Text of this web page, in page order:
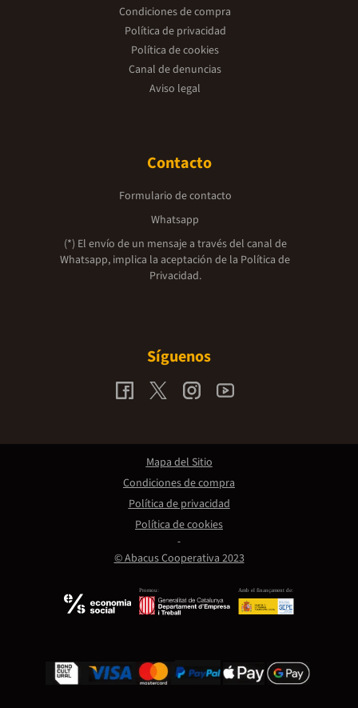
Condiciones de compra
Política de privacidad
Política de cookies
Canal de denuncias
Aviso legal
Contacto
Formulario de contacto
Whatsapp
(*) El envío de un mensaje a través del canal de
Whatsapp, implica la aceptación de la Política de
Privacidad.
Síguenos
Promou: Amb el finançament de:
© Abacus Cooperativa 2023
Mapa del Sitio
Condiciones de compra
Política de privacidad
Política de cookies